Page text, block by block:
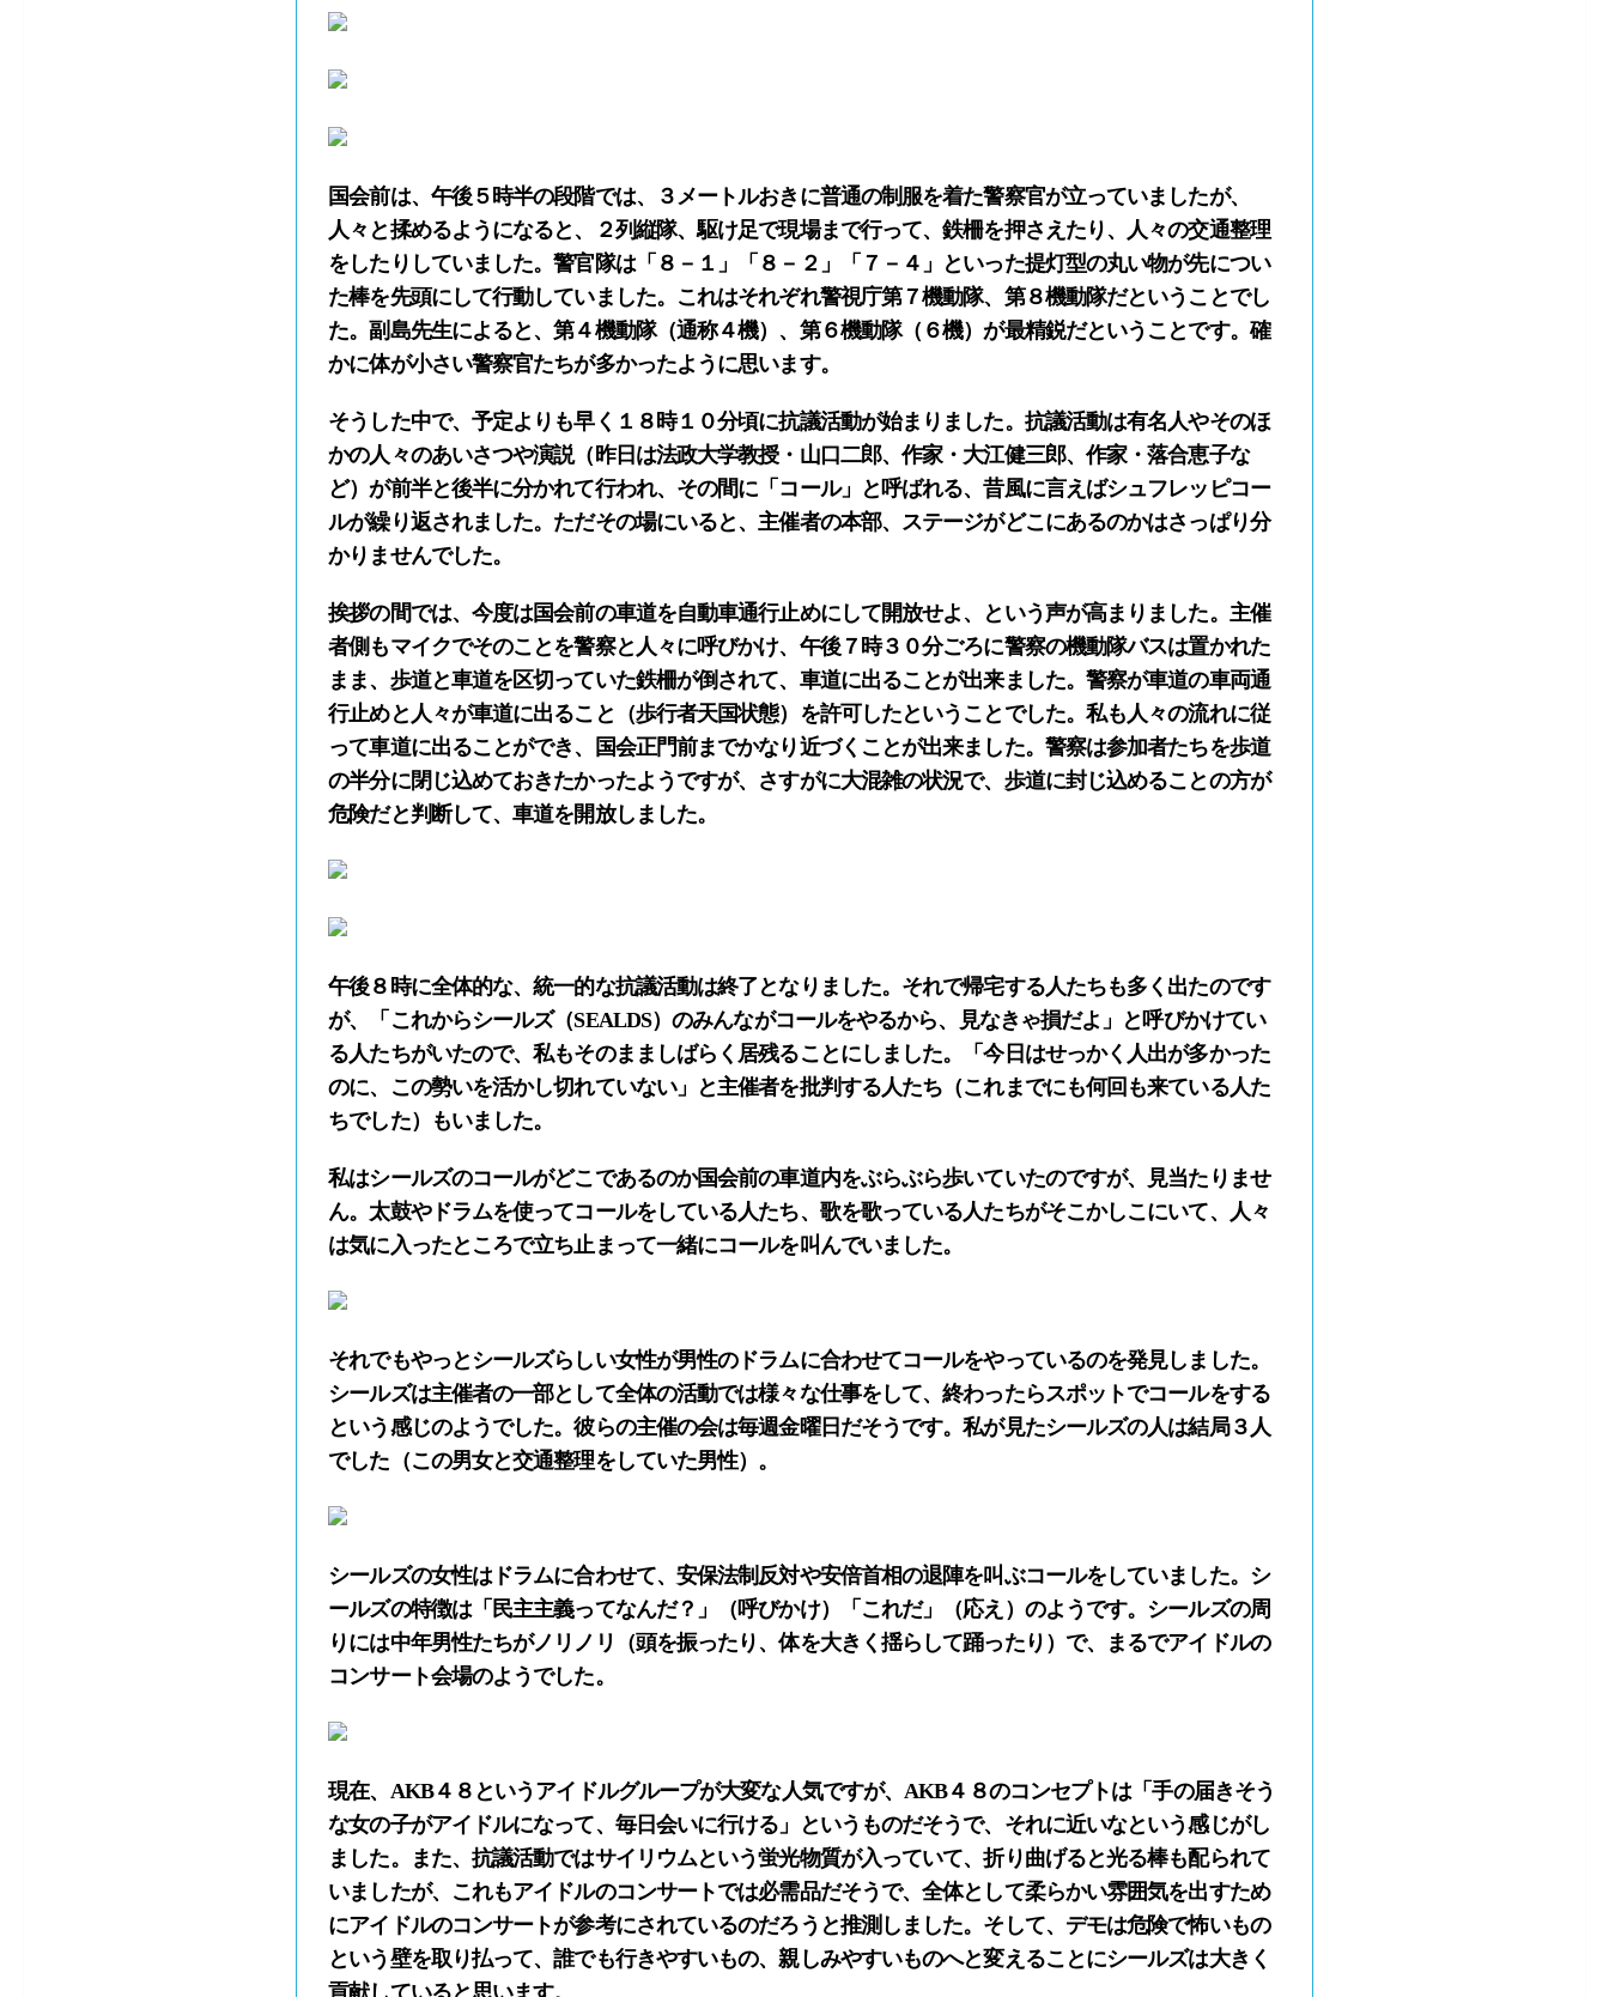
国会前は、午後５時半の段階では、３メートルおきに普通の制服を着た警察官が立っていましたが、
人々と揉めるようになると、２列縦隊、駆け足で現場まで行って、鉄柵を押さえたり、人々の交通整理
をしたりしていました。警官隊は「８－１」「８－２」「７－４」といった提灯型の丸い物が先につい
た棒を先頭にして行動していました。これはそれぞれ警視庁第７機動隊、第８機動隊だということでし
た。副島先生によると、第４機動隊（通称４機）、第６機動隊（６機）が最精鋭だということです。確
かに体が小さい警察官たちが多かったように思います。
そうした中で、予定よりも早く１８時１０分頃に抗議活動が始まりました。抗議活動は有名人やそのほ
かの人々のあいさつや演説（昨日は法政大学教授・山口二郎、作家・大江健三郎、作家・落合恵子な
ど）が前半と後半に分かれて行われ、その間に「コール」と呼ばれる、昔風に言えばシュフレッピコー
ルが繰り返されました。ただその場にいると、主催者の本部、ステージがどこにあるのかはさっぱり分
かりませんでした。
挨拶の間では、今度は国会前の車道を自動車通行止めにして開放せよ、という声が高まりました。主催
者側もマイクでそのことを警察と人々に呼びかけ、午後７時３０分ごろに警察の機動隊バスは置かれた
まま、歩道と車道を区切っていた鉄柵が倒されて、車道に出ることが出来ました。警察が車道の車両通
行止めと人々が車道に出ること（歩行者天国状態）を許可したということでした。私も人々の流れに従
って車道に出ることができ、国会正門前までかなり近づくことが出来ました。警察は参加者たちを歩道
の半分に閉じ込めておきたかったようですが、さすがに大混雑の状況で、歩道に封じ込めることの方が
危険だと判断して、車道を開放しました。
午後８時に全体的な、統一的な抗議活動は終了となりました。それで帰宅する人たちも多く出たのです
が、「これからシールズ（SEALDS）のみんながコールをやるから、見なきゃ損だよ」と呼びかけてい
る人たちがいたので、私もそのまましばらく居残ることにしました。「今日はせっかく人出が多かった
のに、この勢いを活かし切れていない」と主催者を批判する人たち（これまでにも何回も来ている人た
ちでした）もいました。
私はシールズのコールがどこであるのか国会前の車道内をぶらぶら歩いていたのですが、見当たりませ
ん。太鼓やドラムを使ってコールをしている人たち、歌を歌っている人たちがそこかしこにいて、人々
は気に入ったところで立ち止まって一緒にコールを叫んでいました。
それでもやっとシールズらしい女性が男性のドラムに合わせてコールをやっているのを発見しました。
シールズは主催者の一部として全体の活動では様々な仕事をして、終わったらスポットでコールをする
という感じのようでした。彼らの主催の会は毎週金曜日だそうです。私が見たシールズの人は結局３人
でした（この男女と交通整理をしていた男性）。
シールズの女性はドラムに合わせて、安保法制反対や安倍首相の退陣を叫ぶコールをしていました。シ
ールズの特徴は「民主主義ってなんだ？」（呼びかけ）「これだ」（応え）のようです。シールズの周
りには中年男性たちがノリノリ（頭を振ったり、体を大きく揺らして踊ったり）で、まるでアイドルの
コンサート会場のようでした。
現在、AKB４８というアイドルグループが大変な人気ですが、AKB４８のコンセプトは「手の届きそう
な女の子がアイドルになって、毎日会いに行ける」というものだそうで、それに近いなという感じがし
ました。また、抗議活動ではサイリウムという蛍光物質が入っていて、折り曲げると光る棒も配られて
いましたが、これもアイドルのコンサートでは必需品だそうで、全体として柔らかい雰囲気を出すため
にアイドルのコンサートが参考にされているのだろうと推測しました。そして、デモは危険で怖いもの
という壁を取り払って、誰でも行きやすいもの、親しみやすいものへと変えることにシールズは大きく
貢献していると思います。